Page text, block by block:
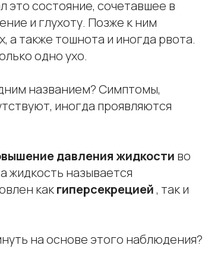
это состояние, сочетавшее в
и глухоту. Позже к ним
а также тошнота и иногда рвота.
одно ухо.
названием? Симптомы,
иногда проявляются
давления жидкости во
жидкость называется
какгиперсекрецией, так и
на основе этого наблюдения?